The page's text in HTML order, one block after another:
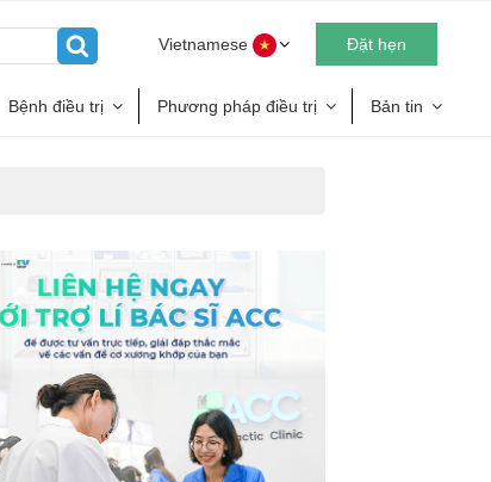
Vietnamese Đặt hẹn
Bệnh điều trị Phương pháp điều trị Bản tin